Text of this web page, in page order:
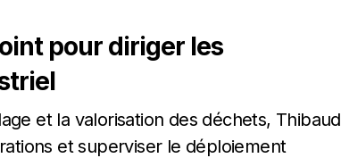
pour diriger les
et la valorisation des déchets, Thibaud
et superviser le déploiement